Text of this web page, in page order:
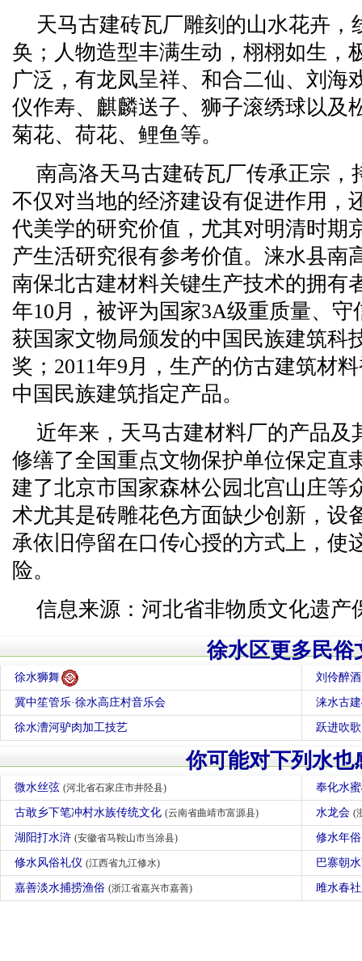
天马古建砖瓦厂雕刻的山水花卉，
奂；人物造型丰满生动，栩栩如生，
广泛，有龙凤呈祥、和合二仙、刘海
仪作寿、麒麟送子、狮子滚绣球以及
菊花、荷花、鲤鱼等。
南高洛天马古建砖瓦厂传承正宗，
不仅对当地的经济建设有促进作用，
代美学的研究价值，尤其对明清时期
产生活研究很有参考价值。涞水县南
南保北古建材料关键生产技术的拥有
年10月，被评为国家3A级重质量、守
获国家文物局颁发的中国民族建筑科
奖；2011年9月，生产的仿古建筑材
中国民族建筑指定产品。
近年来，天马古建材料厂的产品及
修缮了全国重点文物保护单位保定直
建了北京市国家森林公园北宫山庄等
术尤其是砖雕花色方面缺少创新，设
承依旧停留在口传心授的方式上，使
险。
信息来源：河北省非物质文化遗产
徐水区更多民俗
徐水狮舞 刘伶醉
冀中笙管乐·徐水高庄村音乐会 涞水古
徐水漕河驴肉加工技艺 跃进吹歌
你可能对下列水也
微水丝弦 (河北省石家庄市井陉县) 奉化水
古敢乡下笔冲村水族传统文化 (云南省曲靖市富源县) 水龙会 (
湖阳打水浒 (安徽省马鞍山市当涂县) 修水年
修水风俗礼仪 (江西省九江修水) 巴寨朝
嘉善淡水捕捞渔俗 (浙江省嘉兴市嘉善) 雎水春